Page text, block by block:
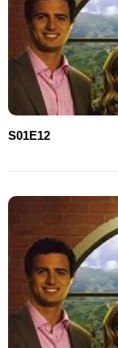
S01E12